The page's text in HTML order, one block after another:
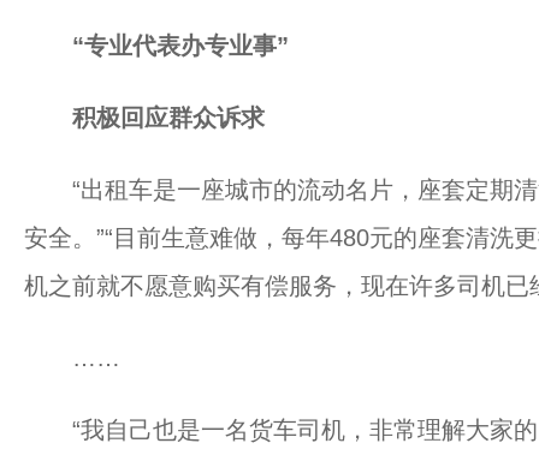
“专业代表办专业事”
积极回应群众诉求
“出租车是一座城市的流动名片，座套定期清
安全。”“目前生意难做，每年480元的座套清洗
机之前就不愿意购买有偿服务，现在许多司机已
……
“我自己也是一名货车司机，非常理解大家的